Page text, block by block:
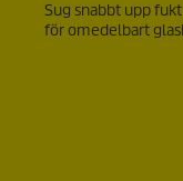
Sug snabbt upp
för omedelbart